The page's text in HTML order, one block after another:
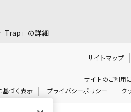
Trap」の詳細
サイトマップ
サイトのご利用
基づく表示
プライバシーポリシー ク